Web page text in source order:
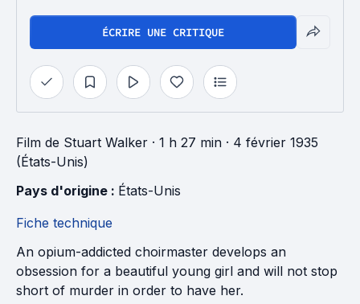
ÉCRIRE UNE CRITIQUE
Film de Stuart Walker · 1 h 27 min · 4 février 1935
(États-Unis)
Pays d'origine : États-Unis
Fiche technique
An opium-addicted choirmaster develops an
obsession for a beautiful young girl and will not stop
short of murder in order to have her.